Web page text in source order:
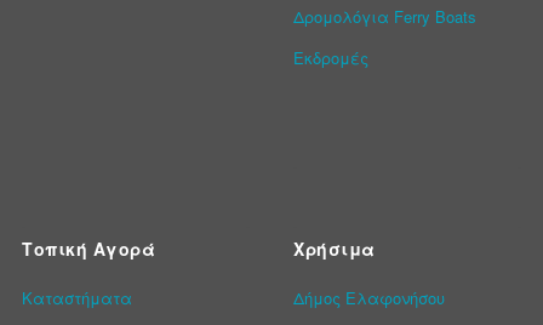
Δρομολόγια Ferry Boats
Εκδρομές
Τοπική Αγορά
Καταστήματα
Χρήσιμα
Δήμος Ελαφονήσου